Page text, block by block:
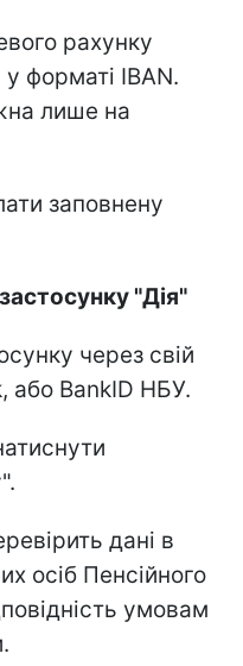
рахунку
форматі IBAN.
лише на
заповнену
застосунку "Дія"
через свій
або BankID НБУ.
дані в
осіб Пенсійного
умовам